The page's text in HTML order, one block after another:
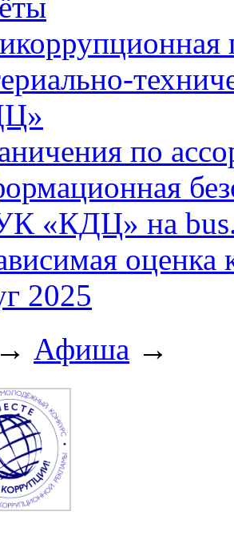
по
«КДЦ» на
оценка
2025
→ Афиша →